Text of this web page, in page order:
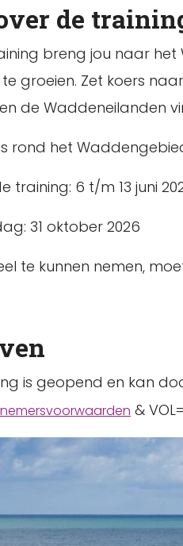
de
breng jou naar
groeien. Zet koers
de Waddeneilanden
rond het
training: 6 t/m 13 juni
31 oktober 2026
te kunnen nemen,
is geopend en kan
&